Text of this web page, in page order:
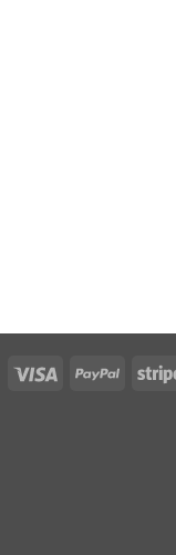
Visa PayPal